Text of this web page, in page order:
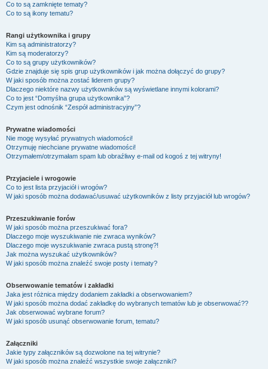
Co to są zamknięte tematy?
Co to są ikony tematu?
Rangi użytkownika i grupy
Kim są administratorzy?
Kim są moderatorzy?
Co to są grupy użytkowników?
Gdzie znajduje się spis grup użytkowników i jak można dołączyć do grupy?
W jaki sposób można zostać liderem grupy?
Dlaczego niektóre nazwy użytkowników są wyświetlane innymi kolorami?
Co to jest “Domyślna grupa użytkownika”?
Czym jest odnośnik “Zespół administracyjny”?
Prywatne wiadomości
Nie mogę wysyłać prywatnych wiadomości!
Otrzymuję niechciane prywatne wiadomości!
Otrzymałem/otrzymałam spam lub obraźliwy e-mail od kogoś z tej witryny!
Przyjaciele i wrogowie
Co to jest lista przyjaciół i wrogów?
W jaki sposób można dodawać/usuwać użytkowników z listy przyjaciół lub wrogów?
Przeszukiwanie forów
W jaki sposób można przeszukiwać fora?
Dlaczego moje wyszukiwanie nie zwraca wyników?
Dlaczego moje wyszukiwanie zwraca pustą stronę?!
Jak można wyszukać użytkowników?
W jaki sposób można znaleźć swoje posty i tematy?
Obserwowanie tematów i zakładki
Jaka jest różnica między dodaniem zakładki a obserwowaniem?
W jaki sposób można dodać zakładkę do wybranych tematów lub je obserwować??
Jak obserwować wybrane forum?
W jaki sposób usunąć obserwowanie forum, tematu?
Załączniki
Jakie typy załączników są dozwolone na tej witrynie?
W jaki sposób można znaleźć wszystkie swoje załączniki?